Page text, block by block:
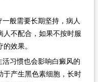
般需要长期坚持，病人
人不配合，如果不按时服
效果。
习惯也会影响白癜风的
于产生黑色素细胞，长时